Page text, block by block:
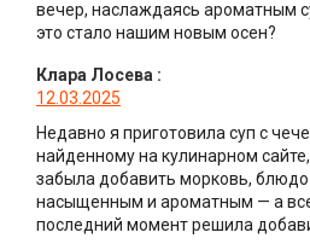
вечер, наслаждаясь ароматным
это стало нашим новым осен?
Клара Лосева :
12.03.2025
Недавно я приготовила суп с
найденному на кулинарном
забыла добавить морковь,
насыщенным и ароматным — а
последний момент решила